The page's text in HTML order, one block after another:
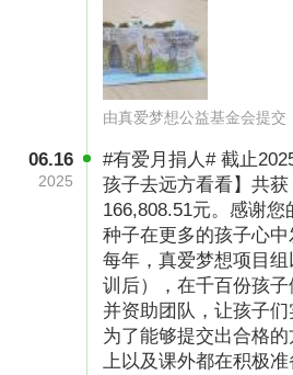
由真爱梦想公益基金会提交
06.16
2025
#有爱月捐人# 截止
孩子去远方看看】共
166,808.51元。感谢
种子在更多的孩子心中
每年，真爱梦想项目
训后），在千百份孩
并资助团队，让孩子们
为了能够提交出合格
上以及课外都在积极